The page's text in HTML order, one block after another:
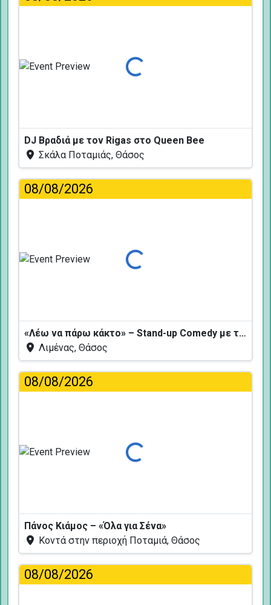
Φόρτωση...
DJ Βραδιά με τον Rigas στο Queen Bee
Σκάλα Ποταμιάς, Θάσος
08/08/2026
Φόρτωση...
«Λέω να πάρω κάκτο» – Stand-up Comedy με τον Δημήτρη Χριστοφορίδη
Λιμένας, Θάσος
08/08/2026
Φόρτωση...
Πάνος Κιάμος – «Όλα για Σένα»
Κοντά στην περιοχή Ποταμιά, Θάσος
08/08/2026